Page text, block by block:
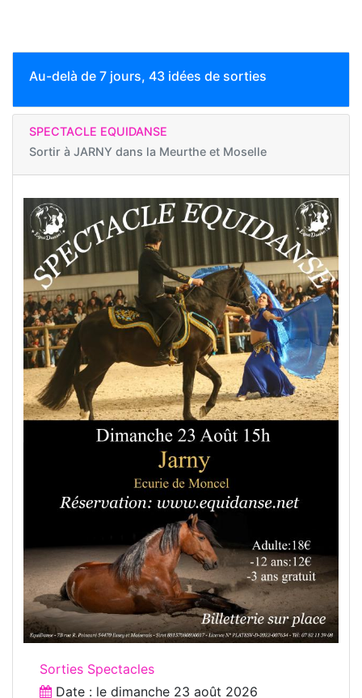
Au-delà de 7 jours, 43 idées de sorties
SPECTACLE EQUIDANSE
Sortir à JARNY dans la Meurthe et Moselle
Sorties Spectacles
Date : le dimanche 23 août 2026